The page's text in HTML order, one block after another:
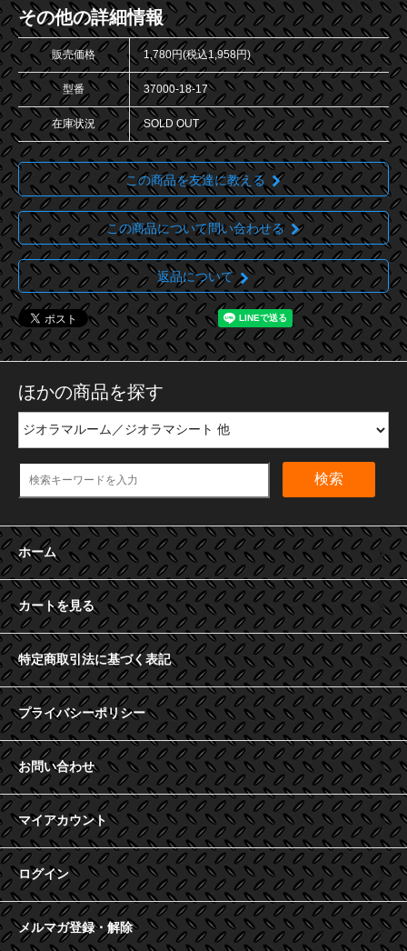
その他の詳細情報
販売価格 1,780円(税込1,958円)
型番 37000-18-17
在庫状況 SOLD OUT
この商品を友達に教える
この商品について問い合わせる
返品について
ほかの商品を探す
検索
ホーム
カートを見る
特定商取引法に基づく表記
プライバシーポリシー
お問い合わせ
マイアカウント
ログイン
メルマガ登録・解除